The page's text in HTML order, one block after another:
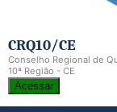
CRQ10/CE
Conselho Regional de
10ª Região - CE
Acessar